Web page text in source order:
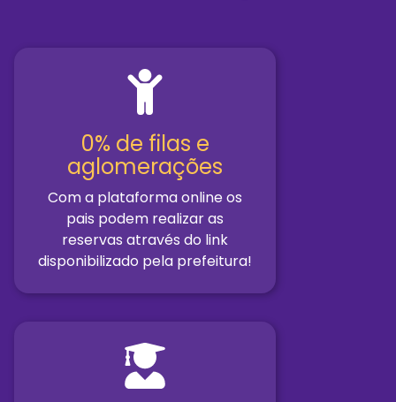
0% de filas e
aglomerações
Com a plataforma online os
pais podem realizar as
reservas através do link
disponibilizado pela prefeitura!